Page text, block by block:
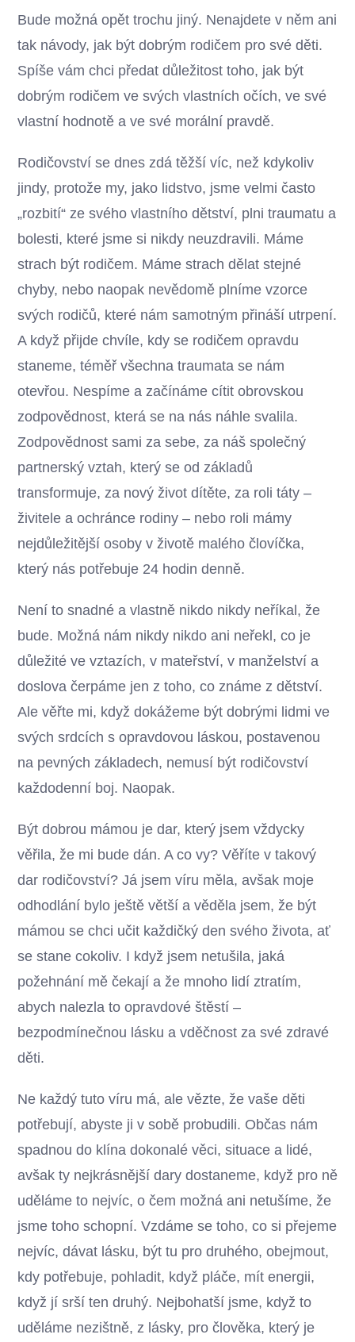
Bude možná opět trochu jiný. Nenajdete v něm ani
tak návody, jak být dobrým rodičem pro své děti.
Spíše vám chci předat důležitost toho, jak být
dobrým rodičem ve svých vlastních očích, ve své
vlastní hodnotě a ve své morální pravdě.
Rodičovství se dnes zdá těžší víc, než kdykoliv
jindy, protože my, jako lidstvo, jsme velmi často
„rozbití“ ze svého vlastního dětství, plni traumatu a
bolesti, které jsme si nikdy neuzdravili. Máme
strach být rodičem. Máme strach dělat stejné
chyby, nebo naopak nevědomě plníme vzorce
svých rodičů, které nám samotným přináší utrpení.
A když přijde chvíle, kdy se rodičem opravdu
staneme, téměř všechna traumata se nám
otevřou. Nespíme a začínáme cítit obrovskou
zodpovědnost, která se na nás náhle svalila.
Zodpovědnost sami za sebe, za náš společný
partnerský vztah, který se od základů
transformuje, za nový život dítěte, za roli táty –
živitele a ochránce rodiny – nebo roli mámy
nejdůležitější osoby v životě malého človíčka,
který nás potřebuje 24 hodin denně.
Není to snadné a vlastně nikdo nikdy neříkal, že
bude. Možná nám nikdy nikdo ani neřekl, co je
důležité ve vztazích, v mateřství, v manželství a
doslova čerpáme jen z toho, co známe z dětství.
Ale věřte mi, když dokážeme být dobrými lidmi ve
svých srdcích s opravdovou láskou, postavenou
na pevných základech, nemusí být rodičovství
každodenní boj. Naopak.
Být dobrou mámou je dar, který jsem vždycky
věřila, že mi bude dán. A co vy? Věříte v takový
dar rodičovství? Já jsem víru měla, avšak moje
odhodlání bylo ještě větší a věděla jsem, že být
mámou se chci učit každičký den svého života, ať
se stane cokoliv. I když jsem netušila, jaká
požehnání mě čekají a že mnoho lidí ztratím,
abych nalezla to opravdové štěstí –
bezpodmínečnou lásku a vděčnost za své zdravé
děti.
Ne každý tuto víru má, ale vězte, že vaše děti
potřebují, abyste ji v sobě probudili. Občas nám
spadnou do klína dokonalé věci, situace a lidé,
avšak ty nejkrásnější dary dostaneme, když pro ně
uděláme to nejvíc, o čem možná ani netušíme, že
jsme toho schopní. Vzdáme se toho, co si přejeme
nejvíc, dávat lásku, být tu pro druhého, obejmout,
kdy potřebuje, pohladit, když pláče, mít energii,
když jí srší ten druhý. Nejbohatší jsme, když to
uděláme nezištně, z lásky, pro člověka, který je